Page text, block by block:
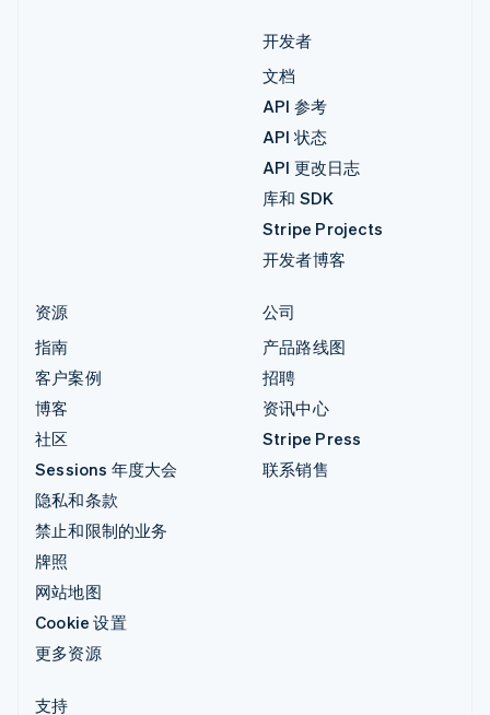
开发者
文档
API 参考
API 状态
API 更改日志
库和 SDK
Stripe Projects
开发者博客
资源
指南
客户案例
博客
社区
Sessions 年度大会
隐私和条款
禁止和限制的业务
牌照
网站地图
Cookie 设置
更多资源
公司
产品路线图
招聘
资讯中心
Stripe Press
联系销售
支持